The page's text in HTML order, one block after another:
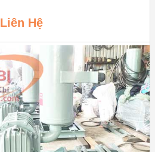
Liên Hệ